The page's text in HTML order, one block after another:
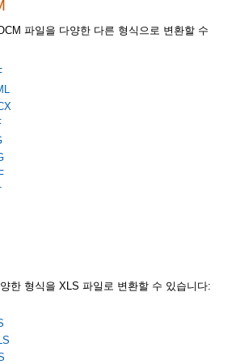
파일을 다양한 다른 형식으로 변환할 수
한 형식을 XLS 파일로 변환할 수 있습니다: